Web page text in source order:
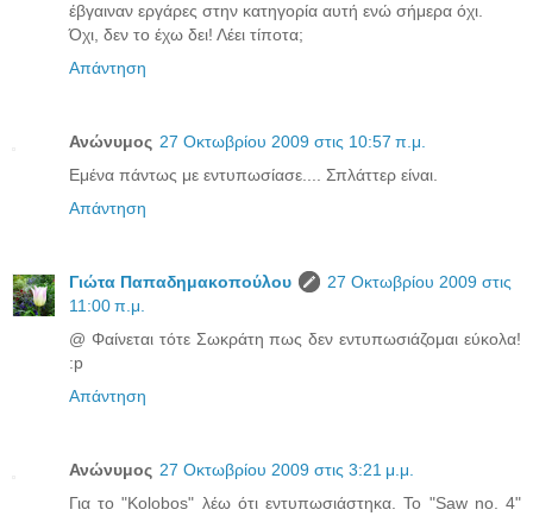
έβγαιναν εργάρες στην κατηγορία αυτή ενώ σήμερα όχι.
Όχι, δεν το έχω δει! Λέει τίποτα;
Απάντηση
Ανώνυμος 27 Οκτωβρίου 2009 στις 10:57 π.μ.
Εμένα πάντως με εντυπωσίασε.... Σπλάττερ είναι.
Απάντηση
Γιώτα Παπαδημακοπούλου
27 Οκτωβρίου 2009 στις
11:00 π.μ.
@ Φαίνεται τότε Σωκράτη πως δεν εντυπωσιάζομαι εύκολα!
:p
Απάντηση
Ανώνυμος 27 Οκτωβρίου 2009 στις 3:21 μ.μ.
Για το "Kolobos" λέω ότι εντυπωσιάστηκα. Το "Saw no. 4"